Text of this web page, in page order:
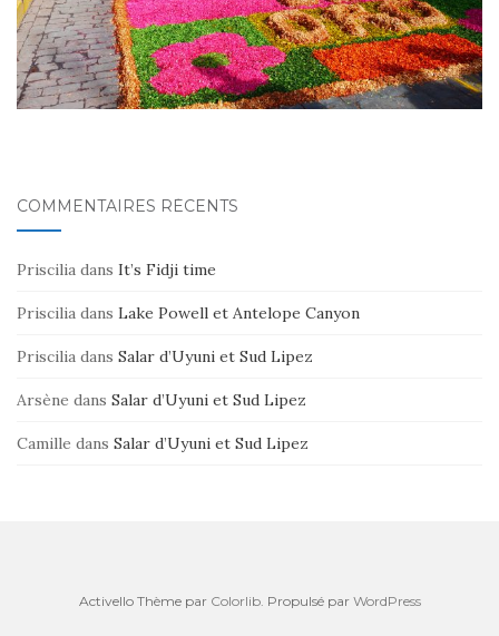
COMMENTAIRES RÉCENTS
Priscilia dans It’s Fidji time
Priscilia dans Lake Powell et Antelope Canyon
Priscilia dans Salar d’Uyuni et Sud Lipez
Arsène dans Salar d’Uyuni et Sud Lipez
Camille dans Salar d’Uyuni et Sud Lipez
Activello Thème par Colorlib. Propulsé par WordPress